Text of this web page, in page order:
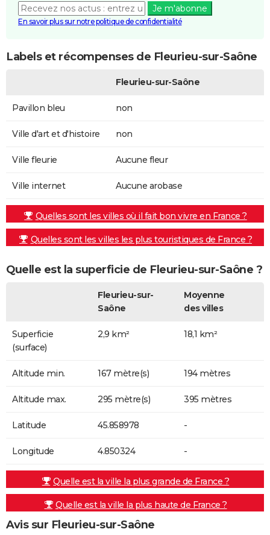
Je m'abonne
En savoir plus sur notre politique de confidentialité
Labels et récompenses de Fleurieu-sur-Saône
Fleurieu-sur-Saône
Pavillon bleu non
Ville d'art et d'histoire non
Ville fleurie Aucune fleur
Ville internet Aucune arobase
Quelles sont les villes où il fait bon vivre en France ?
Quelles sont les villes les plus touristiques de France ?
Quelle est la superficie de Fleurieu-sur-Saône ?
Fleurieu-sur-
Saône
Moyenne
des villes
Superficie
(surface)
2,9 km² 18,1 km²
Altitude min. 167 mètre(s) 194 mètres
Altitude max. 295 mètre(s) 395 mètres
Latitude 45.858978 -
Longitude 4.850324 -
Quelle est la ville la plus grande de France ?
Quelle est la ville la plus haute de France ?
Avis sur Fleurieu-sur-Saône